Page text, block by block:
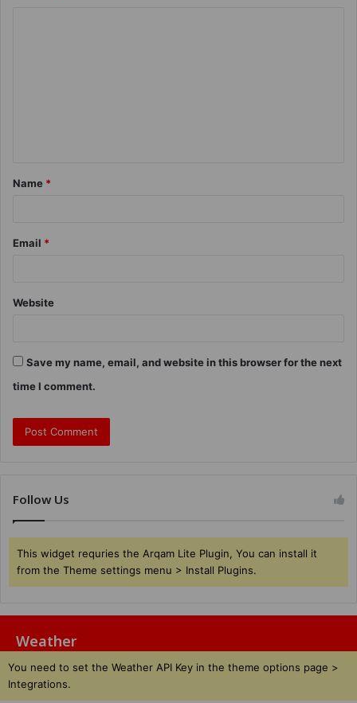
Name *
Email *
Website
Save my name, email, and website in this browser for the next
time I comment.
Follow Us
This widget requries the Arqam Lite Plugin, You can install it
from the Theme settings menu > Install Plugins.
Weather
You need to set the Weather API Key in the theme options page >
Integrations.